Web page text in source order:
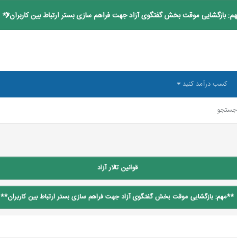
بازگشایی موقت بخش گفتگوی آزاد جهت فراهم سازی بستر ارتباط بین کاربران**
جستجو
کسب درآمد کنید
قوانین تالار آزاد
**مهم: بازگشایی موقت بخش گفتگوی آزاد جهت فراهم سازی بستر ارتباط بین کاربران**